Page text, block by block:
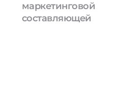
маркетинговой
составляющей